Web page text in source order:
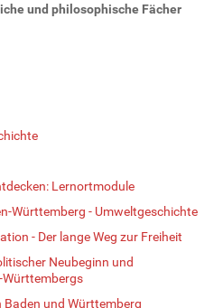
und philosophische Fächer
Lernortmodule
Württemberg - Umweltgeschichte
- Der lange Weg zur Freiheit
Neubeginn und
Württembergs
Baden und Württemberg